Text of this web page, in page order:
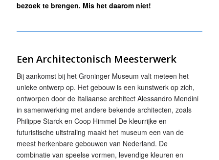
bezoek te brengen. Mis het daarom niet!
Een Architectonisch Meesterwerk
Bij aankomst bij het Groninger Museum valt meteen het
unieke ontwerp op. Het gebouw is een kunstwerk op zich,
ontworpen door de Italiaanse architect Alessandro Mendini
in samenwerking met andere bekende architecten, zoals
Philippe Starck en Coop Himmel De kleurrijke en
futuristische uitstraling maakt het museum een van de
meest herkenbare gebouwen van Nederland. De
combinatie van speelse vormen, levendige kleuren en